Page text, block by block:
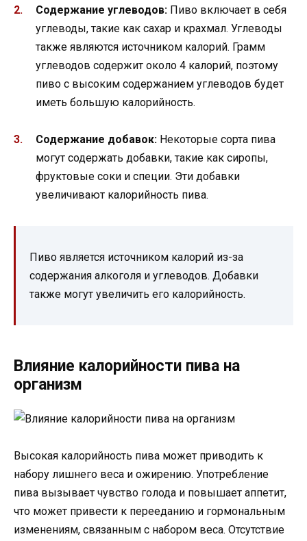
Содержание углеводов: Пиво включает в себя
углеводы, такие как сахар и крахмал. Углеводы
также являются источником калорий. Грамм
углеводов содержит около 4 калорий, поэтому
пиво с высоким содержанием углеводов будет
иметь большую калорийность.
Содержание добавок: Некоторые сорта пива
могут содержать добавки, такие как сиропы,
фруктовые соки и специи. Эти добавки
увеличивают калорийность пива.
Пиво является источником калорий из-за
содержания алкоголя и углеводов. Добавки
также могут увеличить его калорийность.
Влияние калорийности пива на
организм
Высокая калорийность пива может приводить к
набору лишнего веса и ожирению. Употребление
пива вызывает чувство голода и повышает аппетит,
что может привести к перееданию и гормональным
изменениям, связанным с набором веса. Отсутствие